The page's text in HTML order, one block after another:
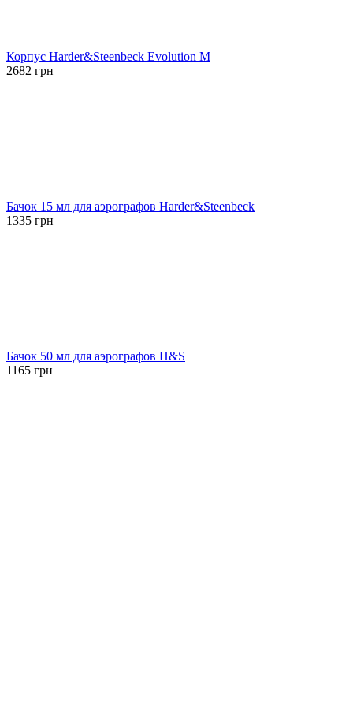
Корпус Harder&Steenbeck Evolution M
2682 грн
Бачок 15 мл для аэрографов Harder&Steenbeck
1335 грн
Бачок 50 мл для аэрографов H&S
1165 грн